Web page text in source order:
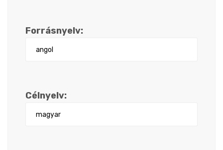
Forrásnyelv:
Célnyelv: